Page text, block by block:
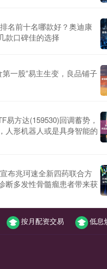
名前十名哪款好？奥迪康
款口碑佳的选择
一股”易主生变，良品铺子
易方达(159530)回调蓄势，
人形机器人或是具身智能的
布兆珂速全新四药联合方
断多发性骨髓瘤患者带来获
按月配资交易 低息